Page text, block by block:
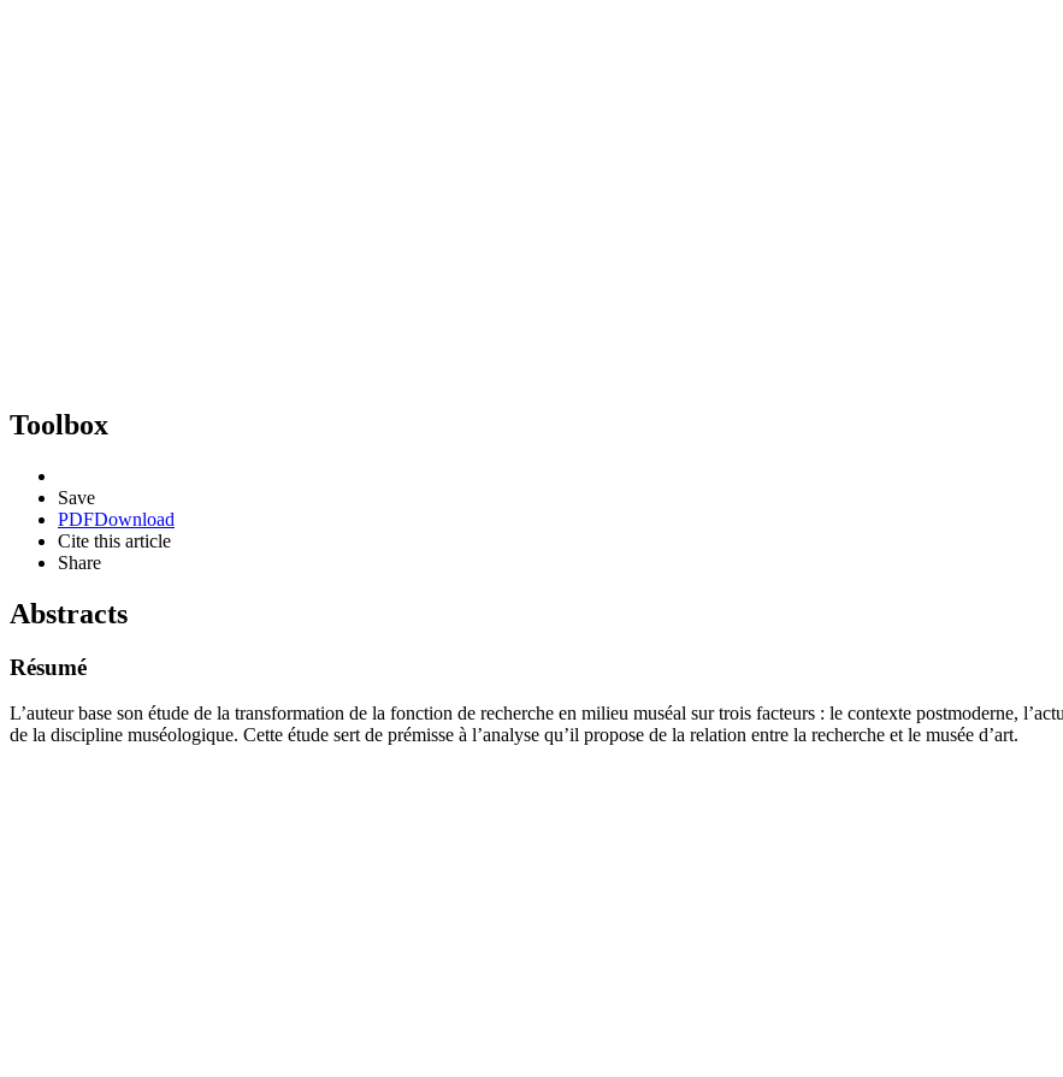
Toolbox
Save
PDFDownload
Cite this article
Share
Abstracts
Résumé
L’auteur base son étude de la transformation de la fonction de recherche en milieu muséal sur trois facteurs : le contexte postmoderne,
de la discipline muséologique. Cette étude sert de prémisse à l’analyse qu’il propose de la relation entre la recherche et le musée d’art.